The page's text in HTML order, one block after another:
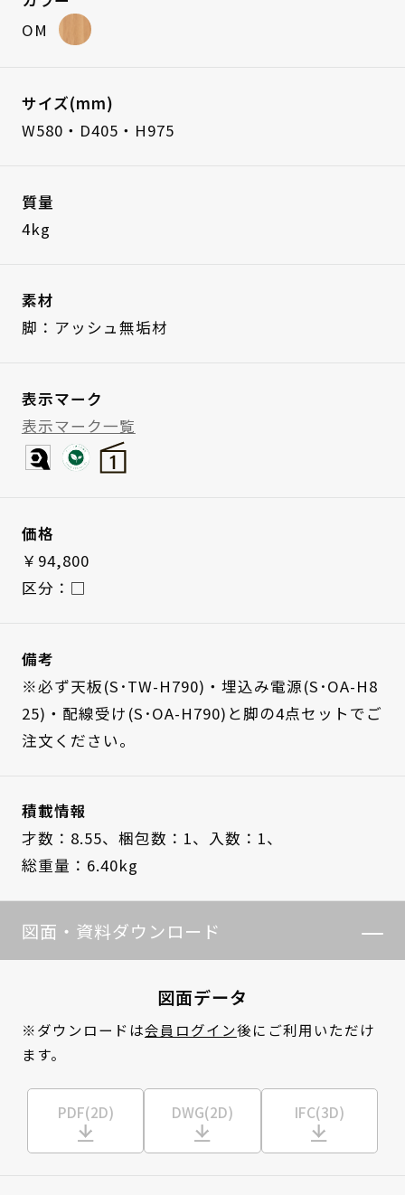
OM
サイズ(mm)
W580・D405・H975
質量
4kg
素材
脚：アッシュ無垢材
表示マーク
表示マーク一覧
価格
￥94,800
区分：□
備考
※必ず天板(S･TW-H790)・埋込み電源(S･OA-H8
25)・配線受け(S･OA-H790)と脚の4点セットでご
注文ください。
積載情報
才数：8.55、 梱包数：1、 入数：1、
総重量：6.40kg
図面・資料ダウンロード
図面データ
※ダウンロードは会員ログイン後にご利用いただけ
ます。
PDF(2D) DWG(2D) IFC(3D)